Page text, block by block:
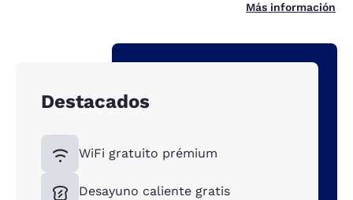
Más información
Destacados
WiFi gratuito prémium
Desayuno caliente gratis